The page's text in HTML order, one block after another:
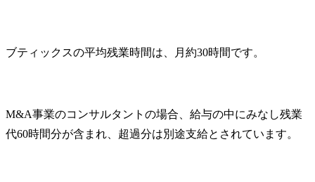
ブティックスの平均残業時間は、月約30時間です。
M&A事業のコンサルタントの場合、給与の中にみなし残業
代60時間分が含まれ、超過分は別途支給とされています。